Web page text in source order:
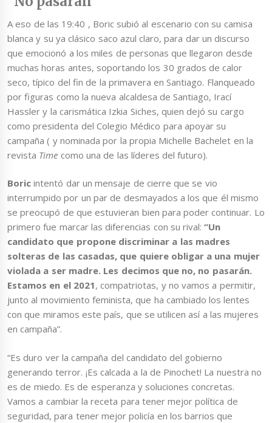
A eso de las 19:40 , Boric subió al escenario con su camisa
blanca y su ya clásico saco azul claro, para dar un discurso
que emocionó a los miles de personas que llegaron desde
muchas horas antes, soportando los 30 grados de calor
seco, típico del fin de la primavera en Santiago. Flanqueado
por figuras como la nueva alcaldesa de Santiago, Irací
Hassler y la carismática Izkia Siches, quien dejó su cargo
como presidenta del Colegio Médico para apoyar su
campaña ( y nominada por la propia Michelle Bachelet en la
revista Time como una de las líderes del futuro).
Boricintentó dar un mensaje de cierre que se vio
interrumpido por un par de desmayados a los que él mismo
se preocupó de que estuvieran bien para poder continuar. Lo
primero fue marcar las diferencias con su rival:“Un
candidato que propone discriminar a las madres
solteras de las casadas, que quiere obligar a una mujer
violada a ser madre. Les decimos que no, no pasarán.
Estamos en el 2021, compatriotas, y no vamos a permitir,
junto al movimiento feminista, que ha cambiado los lentes
con que miramos este país, que se utilicen así a las mujeres
en campaña”.
“Es duro ver la campaña del candidato del gobierno
generando terror. ¡Es calcada a la de Pinochet! La nuestra no
es de miedo. Es de esperanza y soluciones concretas.
Vamos a cambiar la receta para tener mejor política de
seguridad, para tener mejor policía en los barrios que